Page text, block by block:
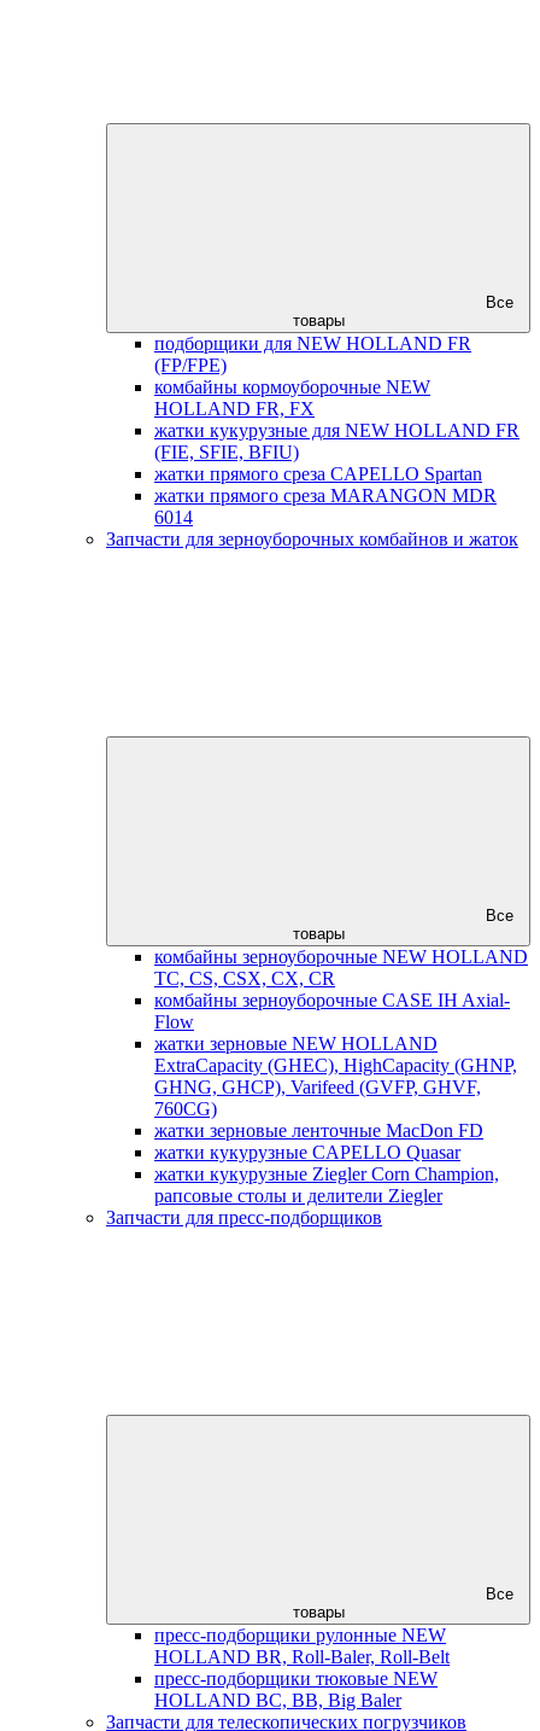
Все
товары
подборщики для NEW HOLLAND FR
(FP/FPE)
комбайны кормоуборочные NEW
HOLLAND FR, FX
жатки кукурузные для NEW HOLLAND FR
(FIE, SFIE, BFIU)
жатки прямого среза CAPELLO Spartan
жатки прямого среза MARANGON MDR
6014
Запчасти для зерноуборочных комбайнов и жаток
Все
товары
комбайны зерноуборочные NEW HOLLAND
TC, CS, CSX, CX, CR
комбайны зерноуборочные CASE IH Axial-
Flow
жатки зерновые NEW HOLLAND
ExtraCapacity (GHEC), HighCapacity (GHNP,
GHNG, GHCP), Varifeed (GVFP, GHVF,
760CG)
жатки зерновые ленточные MacDon FD
жатки кукурузные CAPELLO Quasar
жатки кукурузные Ziegler Corn Champion,
рапсовые столы и делители Ziegler
Запчасти для пресс-подборщиков
Все
товары
пресс-подборщики рулонные NEW
HOLLAND BR, Roll-Baler, Roll-Belt
пресс-подборщики тюковые NEW
HOLLAND BC, BB, Big Baler
Запчасти для телескопических погрузчиков